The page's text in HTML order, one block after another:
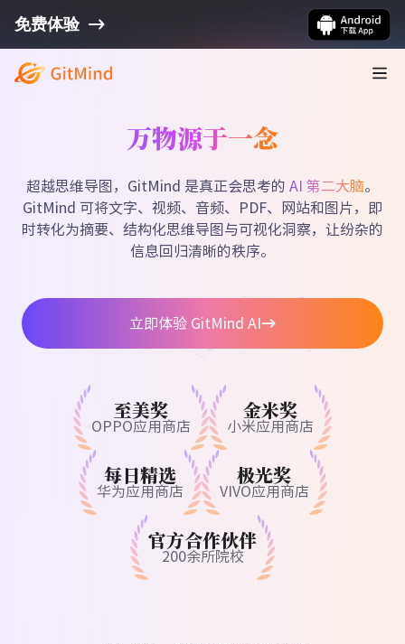
免费体验
万物源于一念
超越思维导图，GitMind 是真正会思考的 AI 第二大脑。
GitMind 可将文字、视频、音频、PDF、网站和图片，即
时转化为摘要、结构化思维导图与可视化洞察，让纷杂的
信息回归清晰的秩序。
立即体验 GitMind AI
至美奖
OPPO应用商店
金米奖
小米应用商店
每日精选
华为应用商店
极光奖
VIVO应用商店
官方合作伙伴
200余所院校
佳佳
内容整理成文字，再复习重点，不容易漏信
每个项目开始前，我都会用一句话生成思维导
图。把想法输进去，结构马上就出来，规划步
孙晓霞
几乎每天用 GitMind，把录音通过音频转文字
做成课堂笔记和总结。备课、示例、练习都快